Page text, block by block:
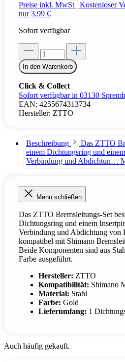
Preise inkl. MwSt | Kostenloser
nur 3,99 €
Sofort verfügbar
In den Warenkorb
Click & Collect
Sofort verfügbar in 03130
EAN: 4255674313734
Hersteller: ZTTO
Beschreibung
Das ZTTO
einem Dichtungsring und
Verbindung und Abdichtun…
Menü schließen
Das ZTTO Bremsleitungs-Set
Dichtungsring und einem
Verbindung und Abdichtung von
kompatibel mit Shimano
Beide Komponenten sind aus
Farbe ausgeführt.
Hersteller: ZTTO
Kompatibilität: Shimano
Material: Stahl
Farbe: Gold
Lieferumfang: 1
Auch häufig gekauft.